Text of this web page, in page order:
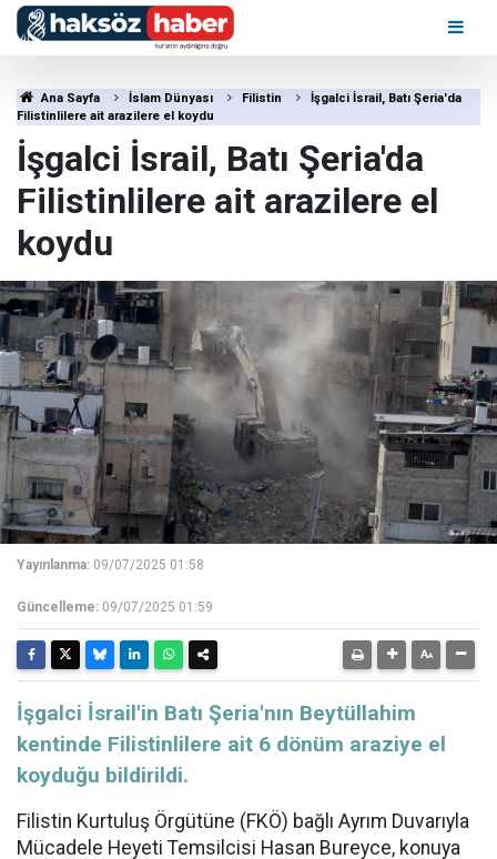
Ana Sayfa İslam Dünyası Filistin
İşgalci İsrail, Batı Şeria'da
Filistinlilere ait arazilere el koydu
İşgalci İsrail, Batı Şeria'da
Filistinlilere ait arazilere el
koydu
Yayınlanma: 09/07/2025 01:58
Güncelleme: 09/07/2025 01:59
İşgalci İsrail'in Batı Şeria'nın Beytüllahim
kentinde Filistinlilere ait 6 dönüm araziye el
koyduğu bildirildi.
Filistin Kurtuluş Örgütüne (FKÖ) bağlı Ayrım Duvarıyla
Mücadele Heyeti Temsilcisi Hasan Bureyce, konuya